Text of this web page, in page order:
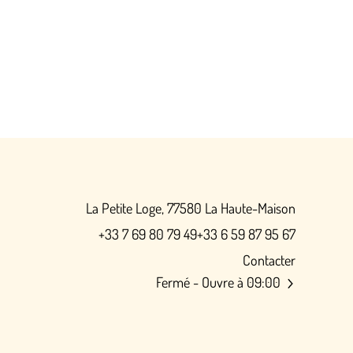
La Petite Loge, 77580 La Haute-Maison
+33 7 69 80 79 49+33 6 59 87 95 67
Contacter
Fermé- Ouvre à 09:00